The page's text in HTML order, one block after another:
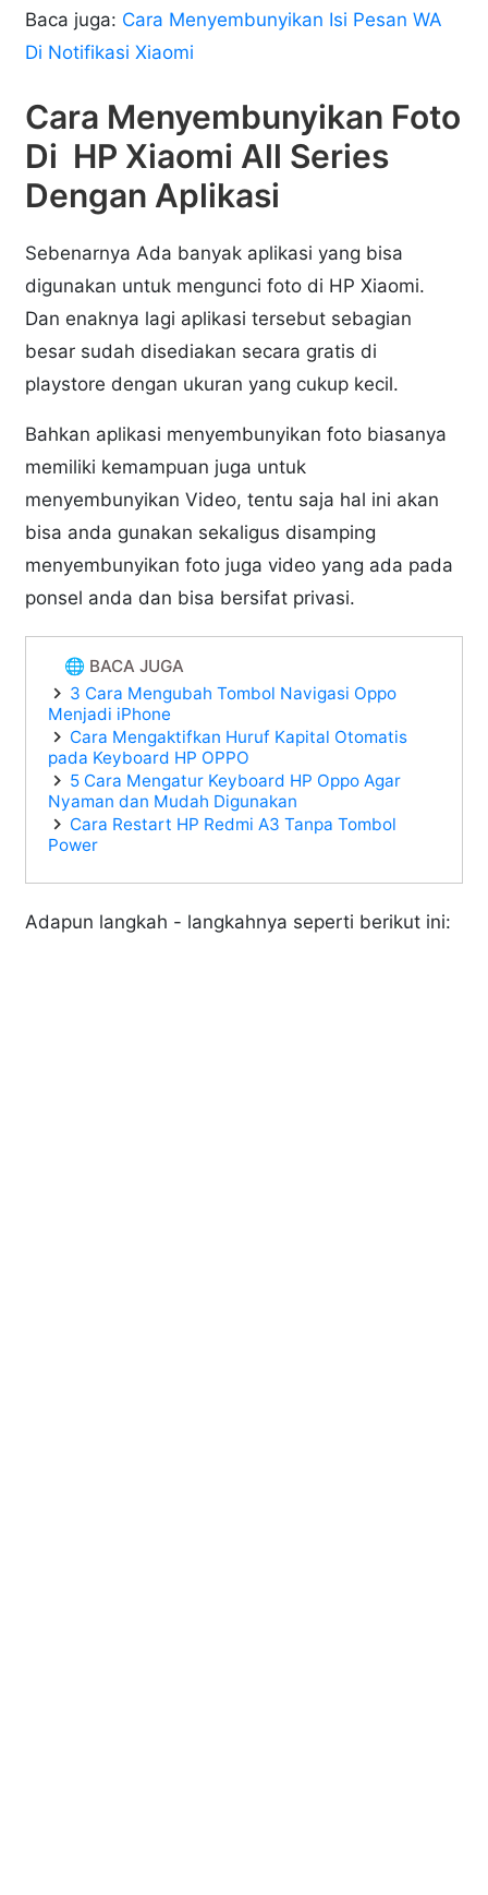
Baca juga: Cara Menyembunyikan Isi Pesan WA
Di Notifikasi Xiaomi
Cara Menyembunyikan Foto
Di HP Xiaomi All Series
Dengan Aplikasi
Sebenarnya Ada banyak aplikasi yang bisa
digunakan untuk mengunci foto di HP Xiaomi.
Dan enaknya lagi aplikasi tersebut sebagian
besar sudah disediakan secara gratis di
playstore dengan ukuran yang cukup kecil.
Bahkan aplikasi menyembunyikan foto biasanya
memiliki kemampuan juga untuk
menyembunyikan Video, tentu saja hal ini akan
bisa anda gunakan sekaligus disamping
menyembunyikan foto juga video yang ada pada
ponsel anda dan bisa bersifat privasi.
🌐 BACA JUGA
3 Cara Mengubah Tombol Navigasi Oppo
Menjadi iPhone
Cara Mengaktifkan Huruf Kapital Otomatis
pada Keyboard HP OPPO
5 Cara Mengatur Keyboard HP Oppo Agar
Nyaman dan Mudah Digunakan
Cara Restart HP Redmi A3 Tanpa Tombol
Power
Adapun langkah - langkahnya seperti berikut ini: